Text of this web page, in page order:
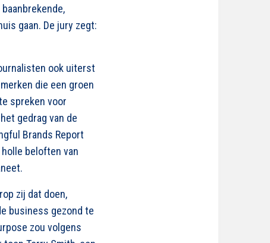
gaan. De jury zegt:
ook uiterst
die een groen
spreken voor
gedrag van de
Brands Report
beloften van
zij dat doen,
business gezond te
zou volgens